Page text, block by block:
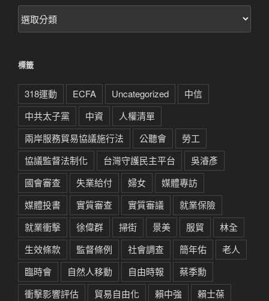
文
章
標籤
318運動 ECFA Uncategorized
中信
中共太子黨
中資
人權清單
兩岸服務貿易協議施行法
公聽會
勞工
協議監督法制化
台灣守護民主平台
吳濬彥
國會審查
失業給付 婦女
媒體專訪
媒體投書
實質審查 實質審議
就業保險
就業衝擊
徐偉群 掃街 景美 服貿
林全
生效條款
監督條例 社會調查 簡年佑
老人
臨時會
自然人移動 自由時報
蔡季勳
衝擊影響評估
貿易自由化 賴中強
賴士葆